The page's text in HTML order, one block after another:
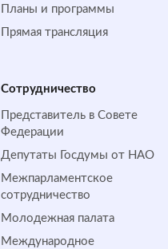
Планы и программы
Прямая трансляция
Сотрудничество
Представитель в Совете
Федерации
Депутаты Госдумы от НАО
Межпарламентское
сотрудничество
Молодежная палата
Международное